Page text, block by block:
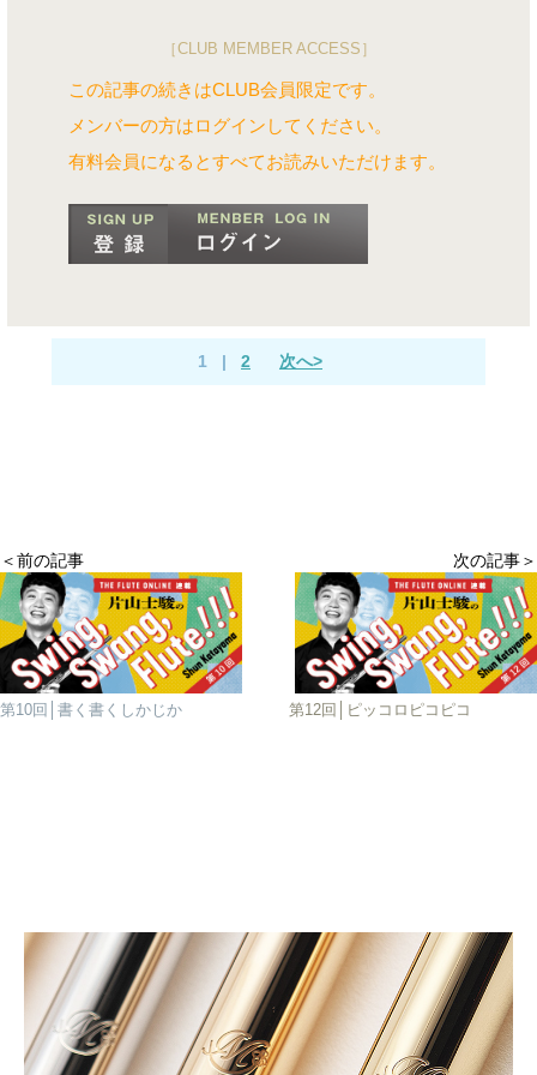
［CLUB MEMBER ACCESS］
この記事の続きはCLUB会員限定です。
メンバーの方はログインしてください。
有料会員になるとすべてお読みいただけます。
1 | 2 次へ>
＜前の記事
第10回│書く書くしかじか
次の記事＞
第12回│ピッコロピコピコ